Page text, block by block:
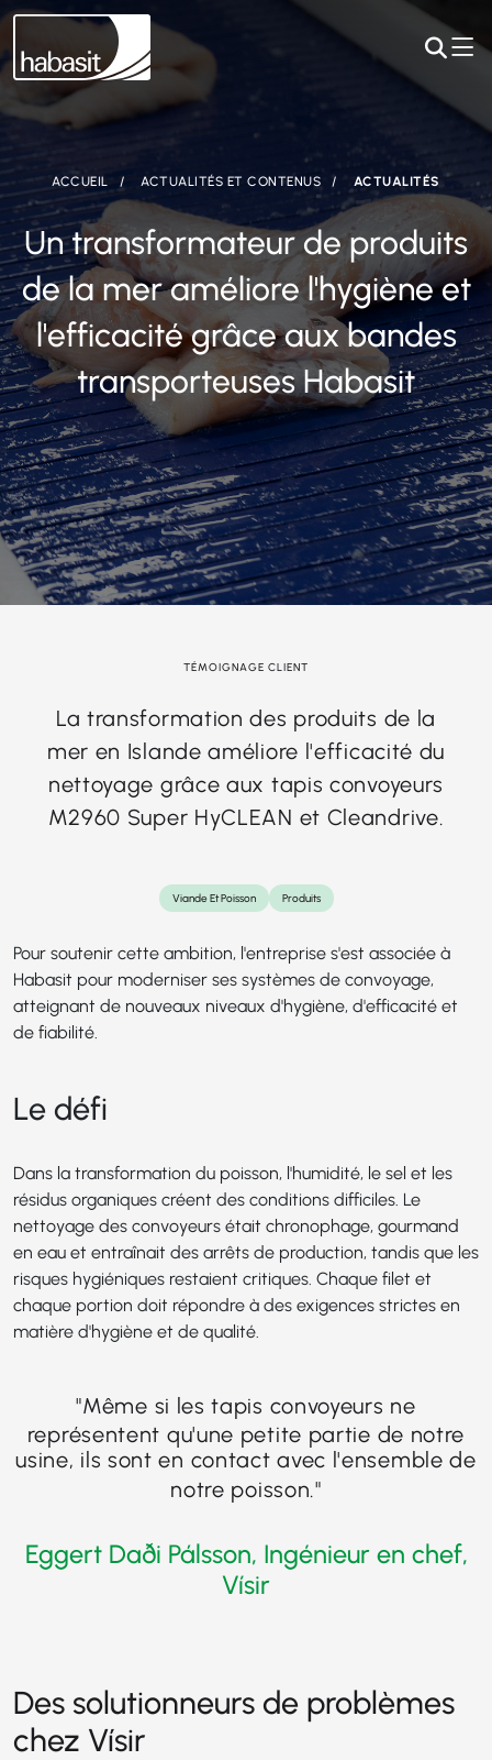
ACCUEIL ACTUALITÉS ET CONTENUS ACTUALITÉS
Un transformateur de produits
de la mer améliore l'hygiène et
l'efficacité grâce aux bandes
transporteuses Habasit
Viande Et Poisson Produits
TÉMOIGNAGE CLIENT
La transformation des produits de la
mer en Islande améliore l'efficacité du
nettoyage grâce aux tapis convoyeurs
M2960 Super HyCLEAN et Cleandrive.
Pour soutenir cette ambition, l'entreprise s'est associée à
Habasit pour moderniser ses systèmes de convoyage,
atteignant de nouveaux niveaux d'hygiène, d'efficacité et
de fiabilité.
Le défi
Dans la transformation du poisson, l'humidité, le sel et les
résidus organiques créent des conditions difficiles. Le
nettoyage des convoyeurs était chronophage, gourmand
en eau et entraînait des arrêts de production, tandis que les
risques hygiéniques restaient critiques. Chaque filet et
chaque portion doit répondre à des exigences strictes en
matière d'hygiène et de qualité.
"Même si les tapis convoyeurs ne
représentent qu'une petite partie de notre
usine, ils sont en contact avec l'ensemble de
notre poisson."
Eggert Daði Pálsson, Ingénieur en chef,
Vísir
Des solutionneurs de problèmes
chez Vísir